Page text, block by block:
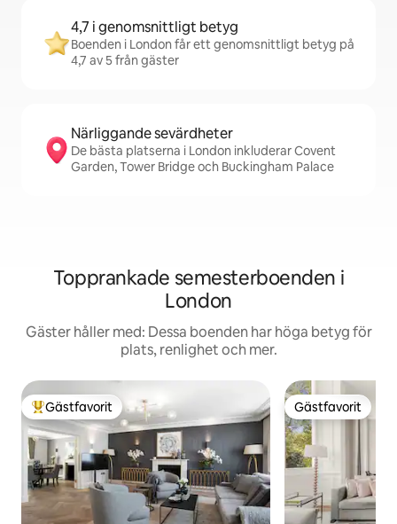
4,7 i genomsnittligt betyg
Boenden i London får ett genomsnittligt betyg på
4,7 av 5 från gäster
Närliggande sevärdheter
De bästa platserna i London inkluderar Covent
Garden, Tower Bridge och Buckingham Palace
Topprankade semesterboenden i
London
Gäster håller med: Dessa boenden har höga betyg för
plats, renlighet och mer.
Populär gästfavorit
Gästfavorit Gästfavorit
Gästfavorit